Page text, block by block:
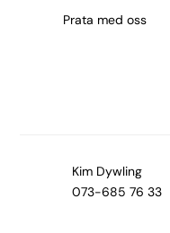
Prata med oss
Kim Dywling
073-685 76 33